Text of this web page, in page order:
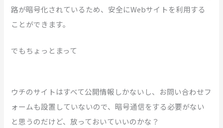
路が暗号化されているため、安全にWebサイトを利用する
ことができます。
でもちょっとまって
ウチのサイトはすべて公開情報しかないし、お問い合わせフ
ォームも設置していないので、暗号通信をする必要がない
と思うのだけど、放っておいていいのかな？